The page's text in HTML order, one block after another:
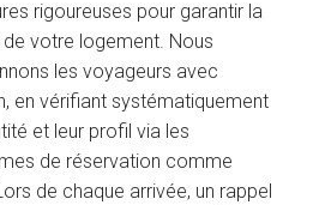
rigoureuses pour garantir la
votre logement. Nous
les voyageurs avec
en vérifiant systématiquement
et leur profil via les
de réservation comme
de chaque arrivée, un rappel